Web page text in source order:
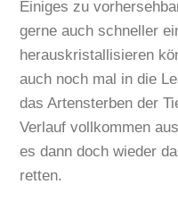
Einiges zu
gerne auch schneller
herauskristallisieren
auch noch mal in die
das Artensterben der
Verlauf vollkommen
es dann doch wieder
retten.